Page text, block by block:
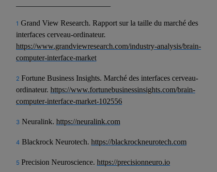
1 Grand View Research. Rapport sur la taille du marché des
interfaces cerveau-ordinateur.
https://www.grandviewresearch.com/industry-analysis/brain-
computer-interface-market
2 Fortune Business Insights. Marché des interfaces cerveau-
ordinateur. https://www.fortunebusinessinsights.com/brain-
computer-interface-market-102556
3 Neuralink. https://neuralink.com
4 Blackrock Neurotech. https://blackrockneurotech.com
5 Precision Neuroscience. https://precisionneuro.io